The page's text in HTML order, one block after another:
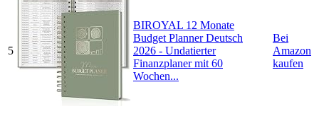
5
BIROYAL 12 Monate
Budget Planner Deutsch
2026 - Undatierter
Finanzplaner mit 60
Wochen...
Bei
Amazon
kaufen